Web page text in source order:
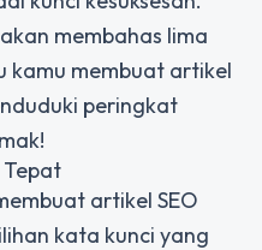
membahas lima
kamu membuat artikel
peringkat
Tepat
artikel SEO
kata kunci yang